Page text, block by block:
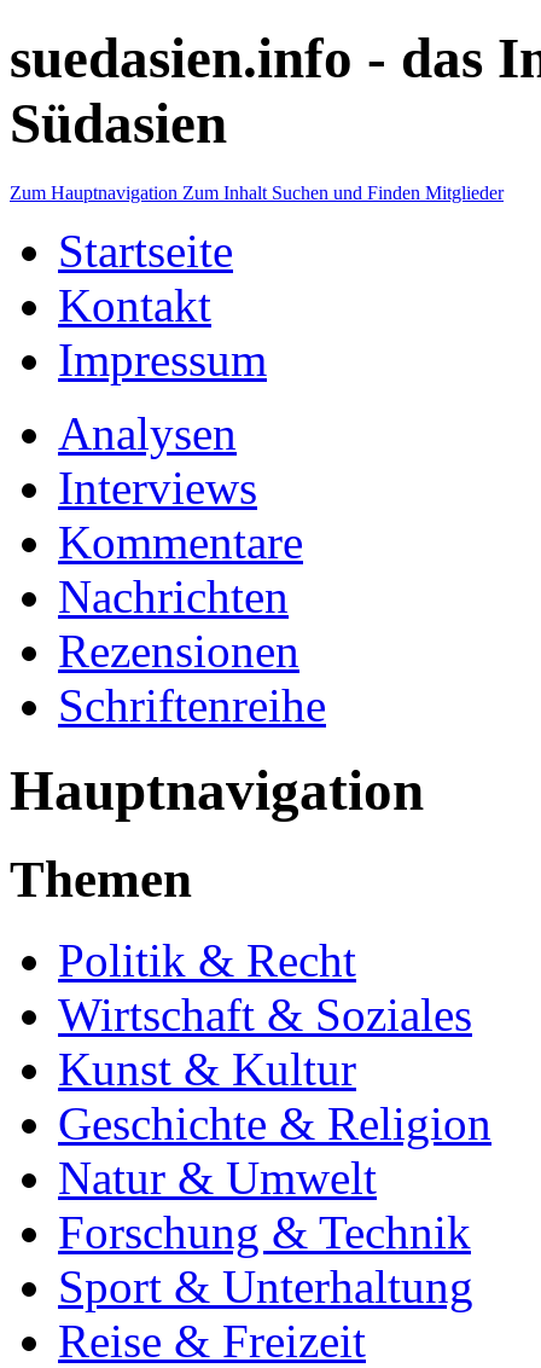
suedasien.info - das
Südasien
Zum Hauptnavigation Zum Inhalt Suchen und Finden Mitglieder
Startseite
Kontakt
Impressum
Analysen
Interviews
Kommentare
Nachrichten
Rezensionen
Schriftenreihe
Hauptnavigation
Themen
Politik & Recht
Wirtschaft & Soziales
Kunst & Kultur
Geschichte & Religion
Natur & Umwelt
Forschung & Technik
Sport & Unterhaltung
Reise & Freizeit